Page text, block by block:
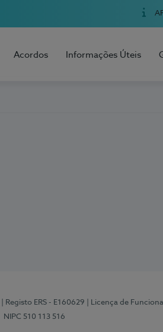
Acordos Informações Úteis
| Registo ERS - E160629 | Licença de
NIPC 510 113 516